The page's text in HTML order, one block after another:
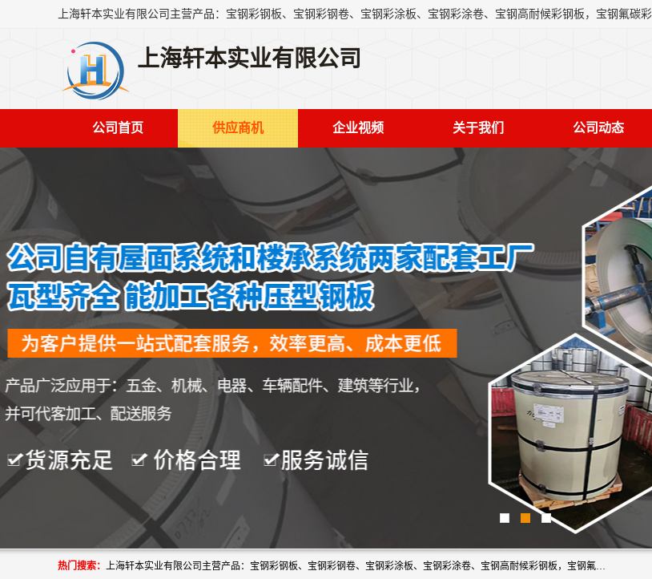
上海轩本实业有限公司
公司首页 供应商机 企业视频 关于我们 公司动态
热门搜索： 上海轩本实业有限公司主营产品：宝钢彩钢板、宝钢彩钢卷、宝钢彩涂板、宝钢彩涂卷、宝钢高耐候彩钢板，宝钢氟碳彩钢板。是一家集钢铁贸易，物流、加工为一体的产业全配套公司。